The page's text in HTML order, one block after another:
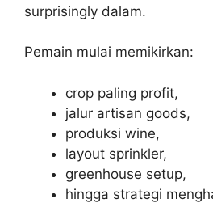
surprisingly dalam.
Pemain mulai memikirkan:
crop paling profit,
jalur artisan goods,
produksi wine,
layout sprinkler,
greenhouse setup,
hingga strategi